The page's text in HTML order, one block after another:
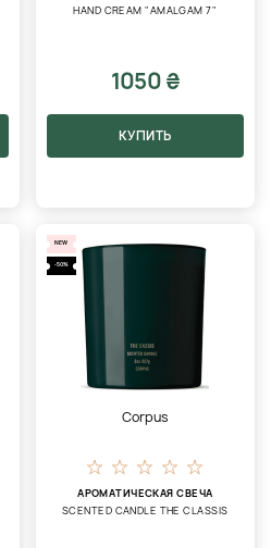
HAND CREAM "AMALGAM 7"
1050 ₴
КУПИТЬ
NEW
-50%
Corpus
АРОМАТИЧЕСКАЯ СВЕЧА
SCENTED CANDLE THE CLASSIS